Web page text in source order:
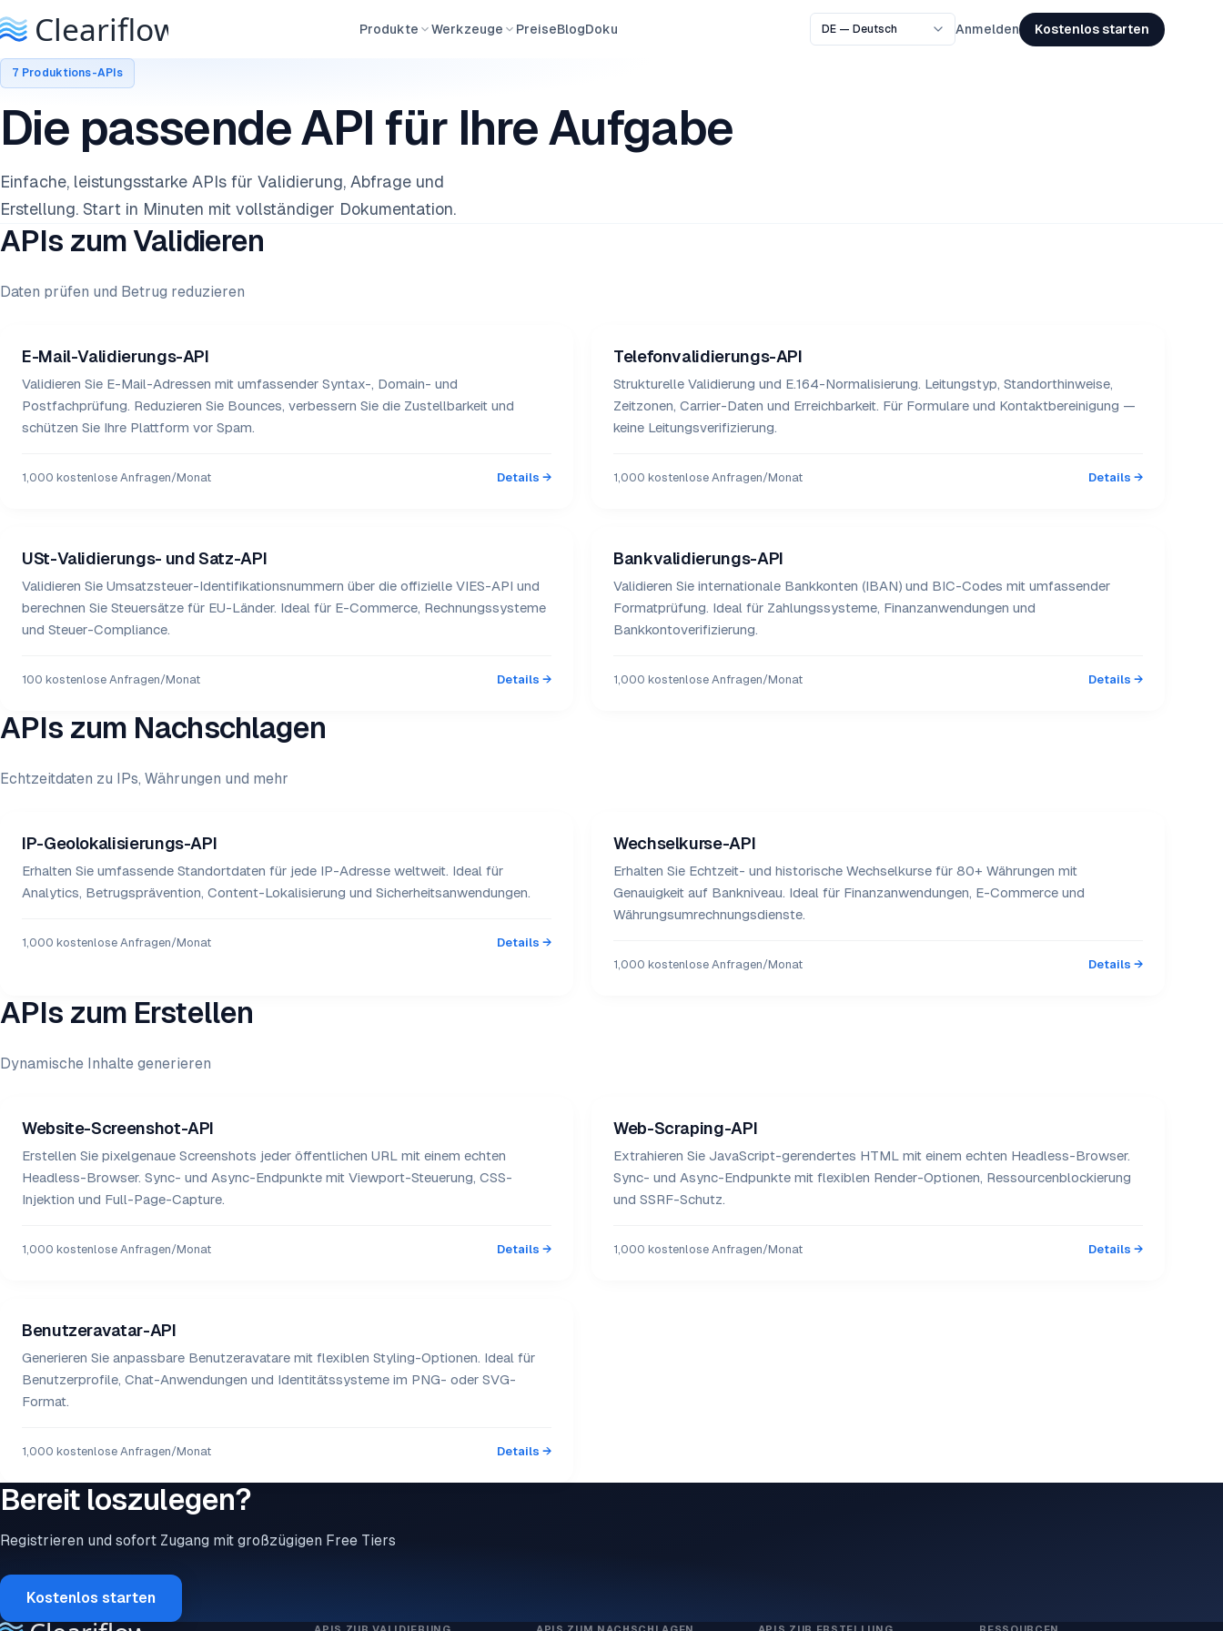
Produkte Werkzeuge PreiseBlogDoku Anmelden Kostenlos starten
7 Produktions-APIs
Die passende API für Ihre Aufgabe
Einfache, leistungsstarke APIs für Validierung, Abfrage und
Erstellung. Start in Minuten mit vollständiger Dokumentation.
APIs zum Validieren
Daten prüfen und Betrug reduzieren
E-Mail-Validierungs-API
Validieren Sie E-Mail-Adressen mit umfassender Syntax-, Domain- und
Postfachprüfung. Reduzieren Sie Bounces, verbessern Sie die Zustellbarkeit und
schützen Sie Ihre Plattform vor Spam.
1,000 kostenlose Anfragen/Monat Details →
Telefonvalidierungs-API
Strukturelle Validierung und E.164-Normalisierung. Leitungstyp, Standorthinweise,
Zeitzonen, Carrier-Daten und Erreichbarkeit. Für Formulare und Kontaktbereinigung —
keine Leitungsverifizierung.
1,000 kostenlose Anfragen/Monat Details →
USt-Validierungs- und Satz-API
Validieren Sie Umsatzsteuer-Identifikationsnummern über die offizielle VIES-API und
berechnen Sie Steuersätze für EU-Länder. Ideal für E-Commerce, Rechnungssysteme
und Steuer-Compliance.
100 kostenlose Anfragen/Monat Details →
Bankvalidierungs-API
Validieren Sie internationale Bankkonten (IBAN) und BIC-Codes mit umfassender
Formatprüfung. Ideal für Zahlungssysteme, Finanzanwendungen und
Bankkontoverifizierung.
1,000 kostenlose Anfragen/Monat Details →
APIs zum Nachschlagen
Echtzeitdaten zu IPs, Währungen und mehr
IP-Geolokalisierungs-API
Erhalten Sie umfassende Standortdaten für jede IP-Adresse weltweit. Ideal für
Analytics, Betrugsprävention, Content-Lokalisierung und Sicherheitsanwendungen.
1,000 kostenlose Anfragen/Monat Details →
Wechselkurse-API
Erhalten Sie Echtzeit- und historische Wechselkurse für 80+ Währungen mit
Genauigkeit auf Bankniveau. Ideal für Finanzanwendungen, E-Commerce und
Währungsumrechnungsdienste.
1,000 kostenlose Anfragen/Monat Details →
APIs zum Erstellen
Dynamische Inhalte generieren
Website-Screenshot-API
Erstellen Sie pixelgenaue Screenshots jeder öffentlichen URL mit einem echten
Headless-Browser. Sync- und Async-Endpunkte mit Viewport-Steuerung, CSS-
Injektion und Full-Page-Capture.
1,000 kostenlose Anfragen/Monat Details →
Web-Scraping-API
Extrahieren Sie JavaScript-gerendertes HTML mit einem echten Headless-Browser.
Sync- und Async-Endpunkte mit flexiblen Render-Optionen, Ressourcenblockierung
und SSRF-Schutz.
1,000 kostenlose Anfragen/Monat Details →
Benutzeravatar-API
Generieren Sie anpassbare Benutzeravatare mit flexiblen Styling-Optionen. Ideal für
Benutzerprofile, Chat-Anwendungen und Identitätssysteme im PNG- oder SVG-
Format.
1,000 kostenlose Anfragen/Monat Details →
Bereit loszulegen?
Registrieren und sofort Zugang mit großzügigen Free Tiers
Kostenlos starten